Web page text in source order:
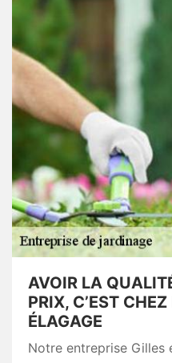
AVOIR LA
PRIX, C’EST
ÉLAGAGE
Notre entreprise Gilles